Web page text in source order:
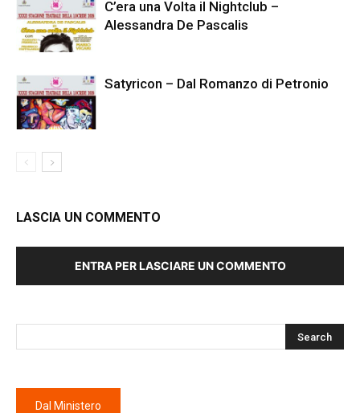
C’era una Volta il Nightclub –
Alessandra De Pascalis
Satyricon – Dal Romanzo di Petronio
LASCIA UN COMMENTO
ENTRA PER LASCIARE UN COMMENTO
Dal Ministero